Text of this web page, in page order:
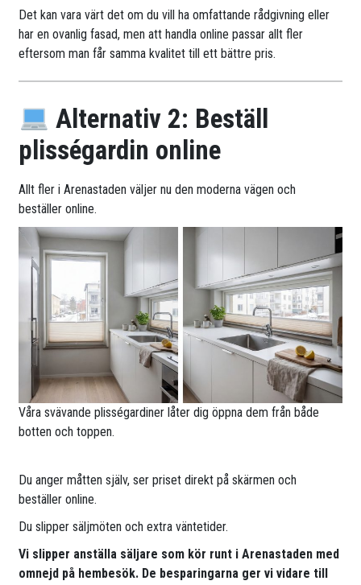
Det kan vara värt det om du vill ha omfattande rådgivning eller
har en ovanlig fasad, men att handla online passar allt fler
eftersom man får samma kvalitet till ett bättre pris.
Alternativ 2: Beställ
plisségardin online
Allt fler i Arenastaden väljer nu den moderna vägen och
beställer online.
Våra svävande plisségardiner låter dig öppna dem från både
botten och toppen.
Du anger måtten själv, ser priset direkt på skärmen och
beställer online.
Du slipper säljmöten och extra väntetider.
Vi slipper anställa säljare som kör runt i Arenastaden med
omnejd på hembesök. De besparingarna ger vi vidare till